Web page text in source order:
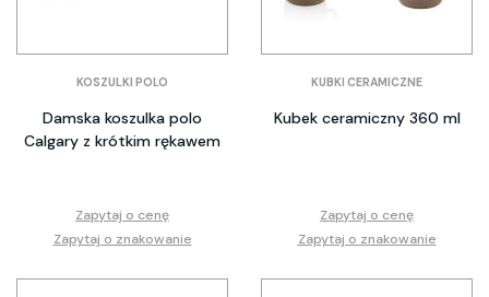
KOSZULKI POLO
Damska koszulka polo
Calgary z krótkim rękawem
Zapytaj o cenę
Zapytaj o znakowanie
KUBKI CERAMICZNE
Kubek ceramiczny 360 ml
Zapytaj o cenę
Zapytaj o znakowanie